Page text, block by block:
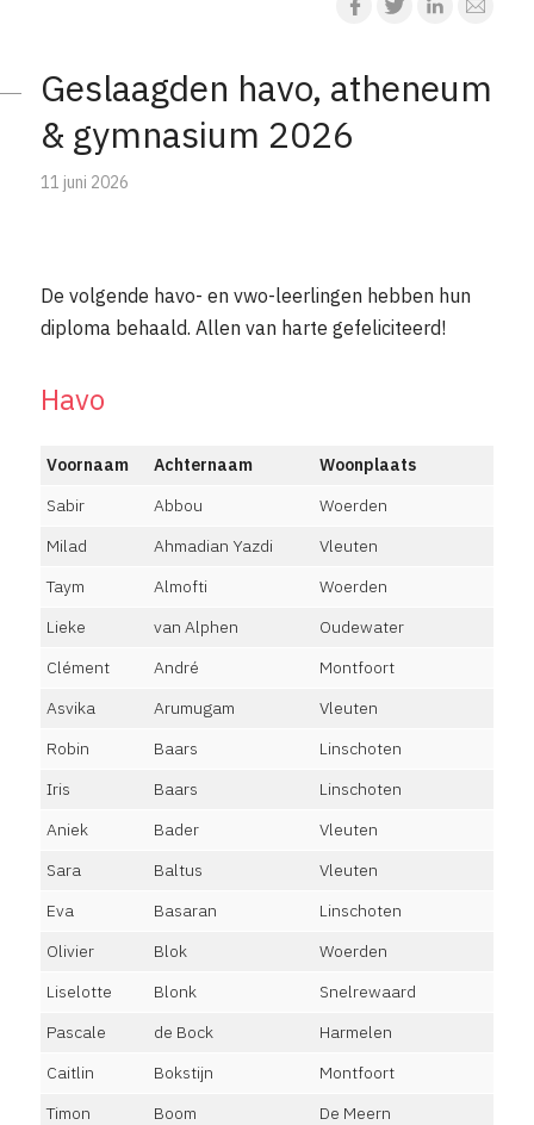
Geslaagden havo, atheneum
& gymnasium 2026
11 juni 2026
De volgende havo- en vwo-leerlingen hebben hun
diploma behaald. Allen van harte gefeliciteerd!
Havo
Voornaam Achternaam
Woonplaats
Sabir
Abbou
Woerden
Milad
Ahmadian Yazdi
Vleuten
Taym
Almofti
Woerden
Lieke
van Alphen
Oudewater
Clément
André
Montfoort
Asvika
Arumugam
Vleuten
Robin
Baars
Linschoten
Iris
Baars
Linschoten
Aniek
Bader
Vleuten
Sara
Baltus
Vleuten
Eva
Basaran
Linschoten
Olivier
Blok
Woerden
Liselotte
Blonk
Snelrewaard
Pascale
de Bock
Harmelen
Caitlin
Bokstijn
Montfoort
Timon
Boom
De Meern